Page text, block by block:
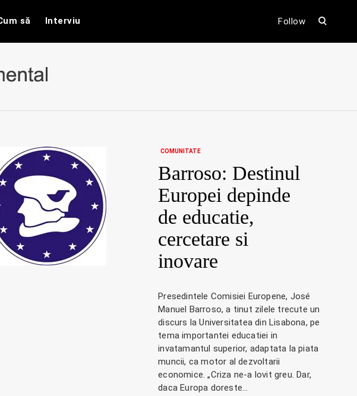
să Interviu Follow
open
form
COMUNITATE
Barroso: Destinul
Europei depinde
de educatie,
cercetare si
inovare
Presedintele Comisiei Europene, José
Manuel Barroso, a tinut zilele trecute un
discurs la Universitatea din Lisabona, pe
tema importantei educatiei in
invatamantul superior, adaptata la piata
muncii, ca motor al dezvoltarii
economice. „Criza ne-a lovit greu. Dar,
daca Europa doreste…